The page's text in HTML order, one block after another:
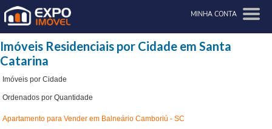
MINHA CONTA
Imóveis Residenciais por Cidade em Santa
Catarina
Imóveis por Cidade
Ordenados por Quantidade
Apartamento para Vender em Balneário Camboriú - SC